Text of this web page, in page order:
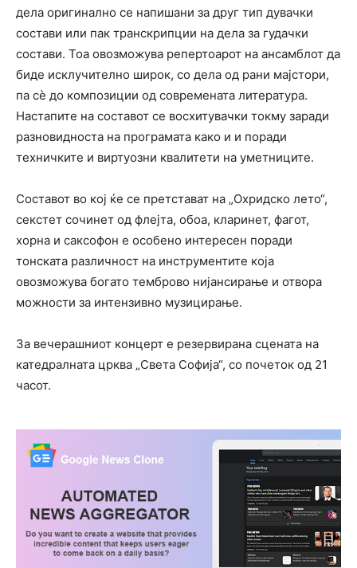
дела оригинално се напишани за друг тип дувачки
состави или пак транскрипции на дела за гудачки
состави. Тоа овозможува репертоарот на ансамблот да
биде исклучително широк, со дела од рани мајстори,
па сѐ до композиции од современата литература.
Настапите на составот се восхитувачки токму заради
разновидноста на програмата како и и поради
техничките и виртуозни квалитети на уметниците.
Составот во кој ќе се претстават на „Охридско лето“,
секстет сочинет од флејта, обоа, кларинет, фагот,
хорна и саксофон е особено интересен поради
тонската различност на инструментите која
овозможува богато темброво нијансирање и отвора
можности за интензивно музицирање.
За вечерашниот концерт е резервирана сцената на
катедралната црква „Света Сoфија“, со почеток од 21
часот.